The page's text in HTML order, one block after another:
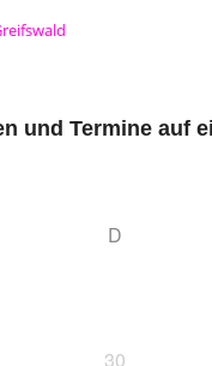
und Termine auf
D
30